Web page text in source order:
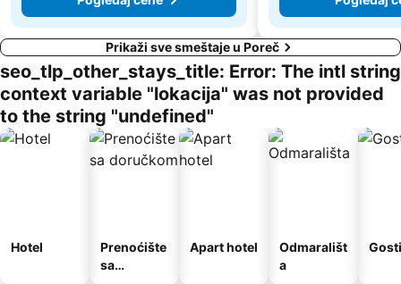
Prikaži sve smeštaje u Poreč
seo_tlp_other_stays_title: Error: The intl string
context variable "lokacija" was not provided
to the string "undefined"
Hotel
Prenoćište
sa
Apart hotel
Odmarališt
a